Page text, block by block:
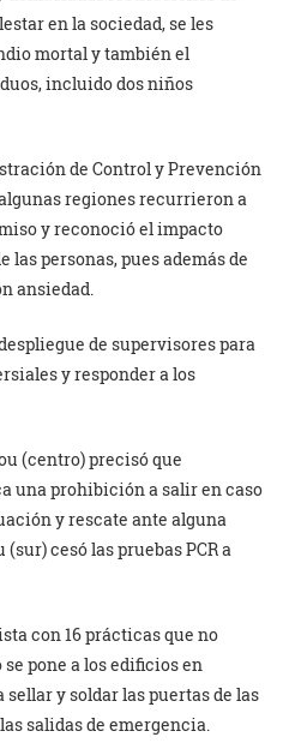
en la sociedad, se les
mortal y también el
incluido dos niños
de Control y Prevención
regiones recurrieron a
y reconoció el impacto
las personas, pues además de
ansiedad.
de supervisores para
y responder a los
(centro) precisó que
una prohibición a salir en caso
y rescate ante alguna
cesó las pruebas PCR a
con 16 prácticas que no
pone a los edificios en
y soldar las puertas de las
salidas de emergencia.